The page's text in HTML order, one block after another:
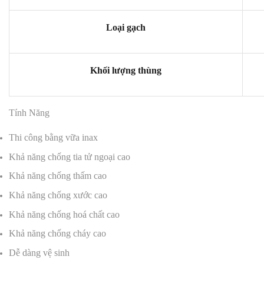
Loại gạch
Khối lượng thùng
Tính Năng
Thi công bằng vữa inax
Khả năng chống tia tử ngoại cao
Khả năng chống thấm cao
Khả năng chống xước cao
Khả năng chống hoá chất cao
Khả năng chống cháy cao
Dễ dàng vệ sinh